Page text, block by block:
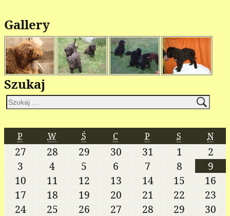
Gallery
Szukaj
P W Ś C P S N
27 28 29 30 31 1
2
3
4 5 6 7 8
9
10
11 12 13 14 15
16
17
18 19 20 21 22
23
24
25 26 27 28 29 30